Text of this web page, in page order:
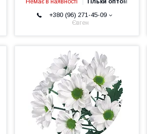
Немає в наявності Тільки оптом
+380 (96) 271-45-09
Євген